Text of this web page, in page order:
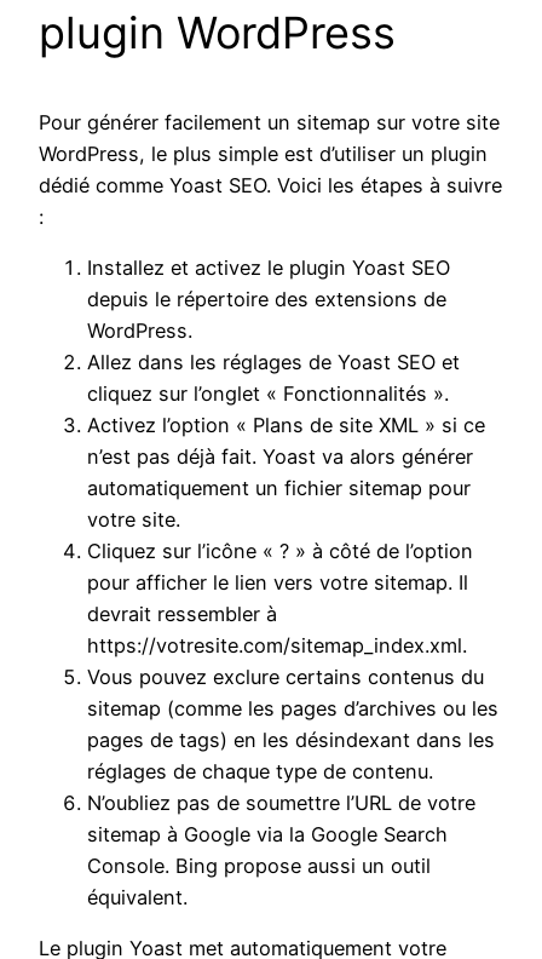
plugin WordPress
Pour générer facilement un sitemap sur votre site
WordPress, le plus simple est d’utiliser un plugin
dédié comme Yoast SEO. Voici les étapes à suivre
:
Installez et activez le plugin Yoast SEO
depuis le répertoire des extensions de
WordPress.
Allez dans les réglages de Yoast SEO et
cliquez sur l’onglet « Fonctionnalités ».
Activez l’option « Plans de site XML » si ce
n’est pas déjà fait. Yoast va alors générer
automatiquement un fichier sitemap pour
votre site.
Cliquez sur l’icône « ? » à côté de l’option
pour afficher le lien vers votre sitemap. Il
devrait ressembler à
https://votresite.com/sitemap_index.xml.
Vous pouvez exclure certains contenus du
sitemap (comme les pages d’archives ou les
pages de tags) en les désindexant dans les
réglages de chaque type de contenu.
N’oubliez pas de soumettre l’URL de votre
sitemap à Google via la Google Search
Console. Bing propose aussi un outil
équivalent.
Le plugin Yoast met automatiquement votre